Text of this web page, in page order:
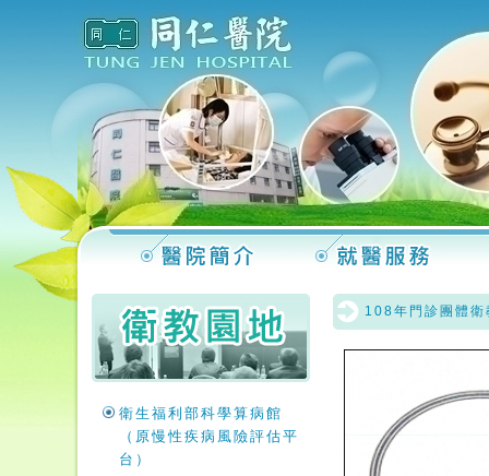
衛生福利部科學算病館
（原慢性疾病風險評估平
台）
108年門診團體衛